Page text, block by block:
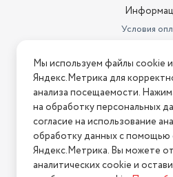
Высота товара в упаковке, в
Ширина товара в упаковке, в
метрах
Длина товара в упаковке, в
метрах
0.6
Тип панели
Условия
Условия
Нашли ошибку на сайте?
2026 © Интернет-магазин
Политика
Мы используем файлы cookie
Яндекс.Метрика для
анализа посещаемости.
на обработку персональных
согласие на использование
обработку данных с помощью
Яндекс.Метрика. Вы можете
аналитических cookie и